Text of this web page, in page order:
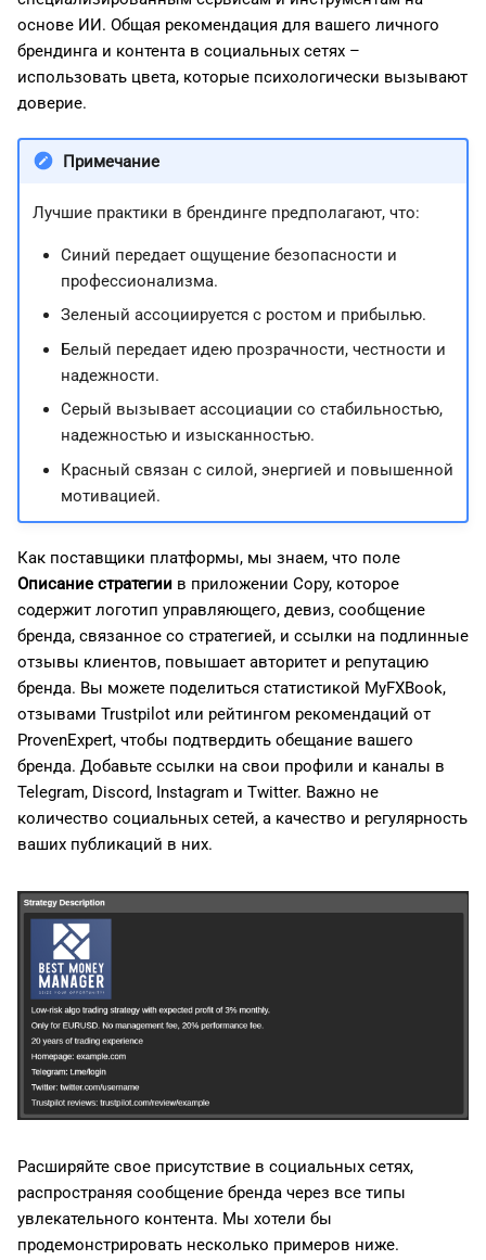
основе ИИ. Общая рекомендация для вашего личного
брендинга и контента в социальных сетях –
использовать цвета, которые психологически вызывают
доверие.
Примечание
Лучшие практики в брендинге предполагают, что:
Синий передает ощущение безопасности и
профессионализма.
Зеленый ассоциируется с ростом и прибылью.
Белый передает идею прозрачности, честности и
надежности.
Серый вызывает ассоциации со стабильностью,
надежностью и изысканностью.
Красный связан с силой, энергией и повышенной
мотивацией.
Как поставщики платформы, мы знаем, что поле
Описание стратегии в приложении Copy, которое
содержит логотип управляющего, девиз, сообщение
бренда, связанное со стратегией, и ссылки на подлинные
отзывы клиентов, повышает авторитет и репутацию
бренда. Вы можете поделиться статистикой MyFXBook,
отзывами Trustpilot или рейтингом рекомендаций от
ProvenExpert, чтобы подтвердить обещание вашего
бренда. Добавьте ссылки на свои профили и каналы в
Telegram, Discord, Instagram и Twitter. Важно не
количество социальных сетей, а качество и регулярность
ваших публикаций в них.
Расширяйте свое присутствие в социальных сетях,
распространяя сообщение бренда через все типы
увлекательного контента. Мы хотели бы
продемонстрировать несколько примеров ниже.